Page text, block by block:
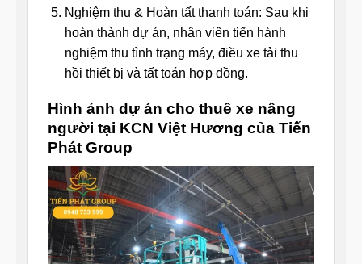
Nghiệm thu & Hoàn tất thanh toán: Sau khi
hoàn thành dự án, nhân viên tiến hành
nghiệm thu tình trạng máy, điều xe tải thu
hồi thiết bị và tất toán hợp đồng.
Hình ảnh dự án cho thuê xe nâng
người tại KCN Việt Hương của Tiến
Phát Group